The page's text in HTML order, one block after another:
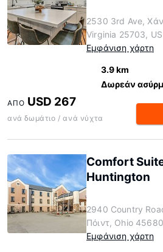
2530 3rd Ave,
Virginia 25703, US
Εμφάνιση χάρτη
3.9 km
Δωρεάν
ΑΠΌ USD 267
ανά δωμάτιο / ανά νύχτα
Comfort
Huntington
2940 Country
Πόιντ, Ohio
Εμφάνιση χάρτη